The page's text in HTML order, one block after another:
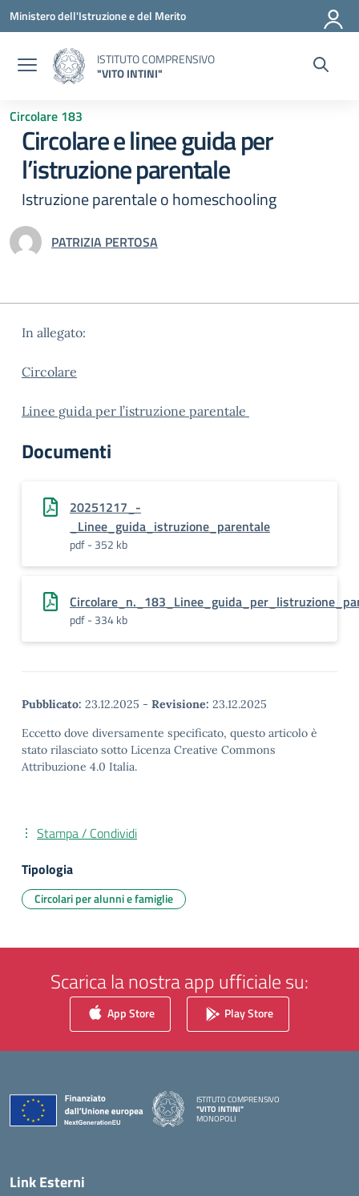
Vai ai contenuti
Vai al menu di navigazione
Vai al footer
Ministero dell'Istruzione e del Merito
ISTITUTO COMPRENSIVO
"VITO INTINI"
Circolare 183
Circolare e linee guida per
l’istruzione parentale
Istruzione parentale o homeschooling
PATRIZIA PERTOSA
In allegato:
Circolare
Linee guida per l’istruzione parentale
Documenti
20251217_-
_Linee_guida_istruzione_parentale
pdf - 352 kb
pdf - 334 kb
Pubblicato: 23.12.2025 - Revisione: 23.12.2025
Eccetto dove diversamente specificato, questo articolo è
stato rilasciato sotto Licenza Creative Commons
Attribuzione 4.0 Italia.
Stampa / Condividi
Tipologia
Circolari per alunni e famiglie
Scarica la nostra app ufficiale su:
App Store Play Store
ISTITUTO COMPRENSIVO
"VITO INTINI"
MONOPOLI
Link Esterni